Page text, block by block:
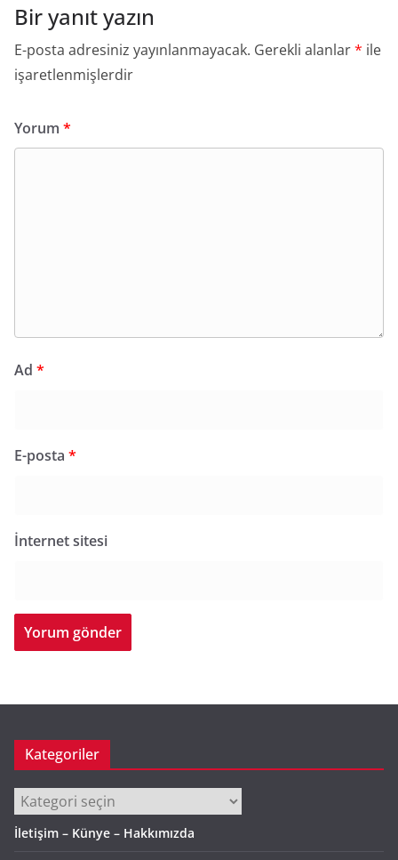
Bir yanıt yazın
E-posta adresiniz yayınlanmayacak. Gerekli alanlar* ile
işaretlenmişlerdir
Yorum *
Ad *
E-posta *
İnternet sitesi
Kategoriler
Kategoriler
İletişim – Künye – Hakkımızda